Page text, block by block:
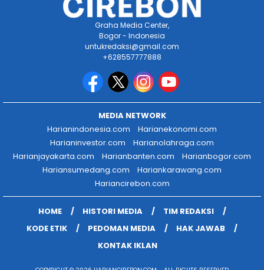
Graha Media Center,
Bogor - Indonesia
untukredaksi@gmail.com
+628557777888
MEDIA NETWORK
Harianindonesia.com
Harianekonomi.com
Harianinvestor.com
Harianolahraga.com
Harianjayakarta.com
Harianbanten.com
Harianbogor.com
Hariansumedang.com
Hariankarawang.com
Hariancirebon.com
HOME HISTORI MEDIA
TIM REDAKSI
KODE ETIK
PEDOMAN MEDIA
HAK JAWAB
KONTAK IKLAN